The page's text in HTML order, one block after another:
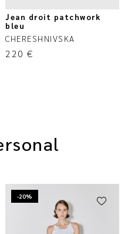
Jean droit patchwork
bleu
CHERESHNIVSKA
220 €
-20%